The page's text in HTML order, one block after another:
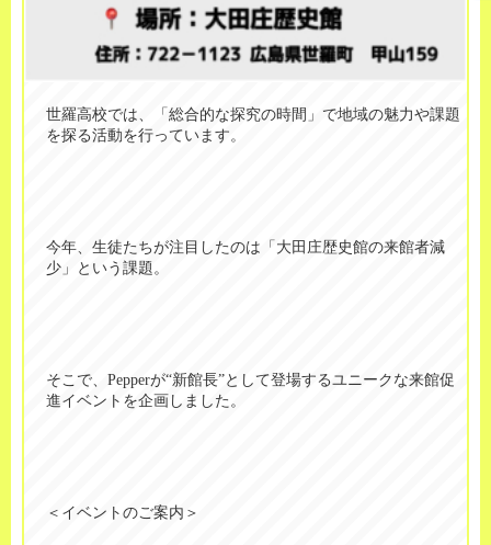
世羅高校では、「総合的な探究の時間」で地域の魅力や課題
を探る活動を行っています。
今年、生徒たちが注目したのは「大田庄歴史館の来館者減
少」という課題。
そこで、 Pepperが“新館長”として登場するユニークな来館促
進イベントを企画しました。
＜イベントのご案内＞